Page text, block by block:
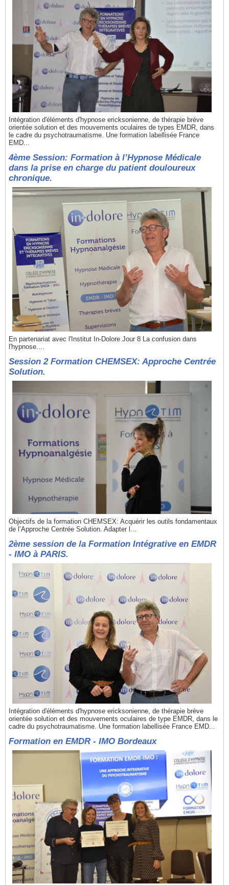
Intégration d'éléments d'hypnose ericksonienne, de thérapie brève
orientée solution et des mouvements oculaires de types EMDR, dans
le cadre du psychotraumatisme. Une formation labellisée France
EMD...
4ème Session: Formation à l’Hypnose Médicale
dans la prise en charge du patient douloureux
chronique.
En partenariat avec l'Institut In-Dolore Jour 8 La confusion dans
l'hypnose....
Session 2 Formation CHEMSEX: Approche Centrée
Solution.
Objectifs de la formation CHEMSEX: Acquérir les outils fondamentaux
de l’Approche Centrée Solution. Adapter l...
2ème session de la Formation Intégrative en EMDR
- IMO à PARIS.
Intégration d'éléments d'hypnose ericksonienne, de thérapie brève
orientée solution et des mouvements oculaires de type EMDR, dans le
cadre du psychotraumatisme. Une formation labellisée France EMD...
Formation en EMDR - IMO Bordeaux